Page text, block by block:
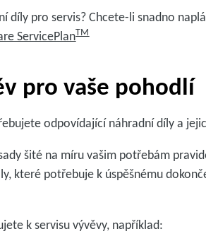
díly pro servis? Chcete-li snadno
ServicePlanTM
pro vaše pohodlí
odpovídající náhradní díly a
šité na míru vašim potřebám
které potřebuje k úspěšnému
k servisu vývěvy, například: